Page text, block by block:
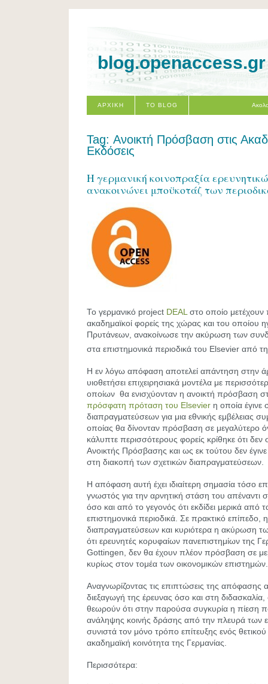
blog.openaccess.gr
ΑΡΧΙΚΗ ΤΟ BLOG
Tag: Ανοικτή Πρόσβαση στις
Εκδόσεις
Η γερμανική κοινοπραξία
ανακοινώνει μποϋκοτάζ των
Το γερμανικό project DEAL στο οποίο μετέχουν
ακαδημαϊκοί φορείς της χώρας και του οποίου
Πρυτάνεων, ανακοίνωσε την ακύρωση των
στα επιστημονικά περιοδικά του Elsevier από
Η εν λόγω απόφαση αποτελεί απάντηση στην
υιοθετήσει επιχειρησιακά μοντέλα με
οποίων θα ενισχύονταν η ανοικτή πρόσβαση
πρόσφατη πρόταση του Elsevier η οποία έγινε
διαπραγματεύσεων για μια εθνικής εμβέλειας
οποίας θα δίνονταν πρόσβαση σε μεγαλύτερο
κάλυπτε περισσότερους φορείς κρίθηκε ότι δεν
Ανοικτής Πρόσβασης και ως εκ τούτου δεν
στη διακοπή των σχετικών διαπραγματεύσεων.
Η απόφαση αυτή έχει ιδιαίτερη σημασία τόσο
γνωστός για την αρνητική στάση του απέναντι
όσο και από το γεγονός ότι εκδίδει μερικά από
επιστημονικά περιοδικά. Σε πρακτικό επίπεδο,
διαπραγματεύσεων και κυριότερα η ακύρωση
ότι ερευνητές κορυφαίων πανεπιστημίων της
Gottingen, δεν θα έχουν πλέον πρόσβαση σε
κυρίως στον τομέα των οικονομικών επιστημών.
Αναγνωρίζοντας τις επιπτώσεις της απόφασης
διεξαγωγή της έρευνας όσο και στη διδασκαλία,
θεωρούν ότι στην παρούσα συγκυρία η πίεση
ανάληψης κοινής δράσης από την πλευρά των
συνιστά τον μόνο τρόπο επίτευξης ενός
ακαδημαϊκή κοινότητα της Γερμανίας.
Περισσότερα: